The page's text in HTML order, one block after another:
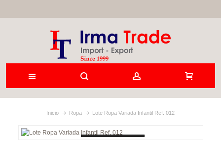
Inicio Ropa Lote Ropa Variada Infantil Ref. 012